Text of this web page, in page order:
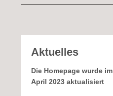
Aktuelles
Die Homepage wurde im
April 2023 aktualisiert